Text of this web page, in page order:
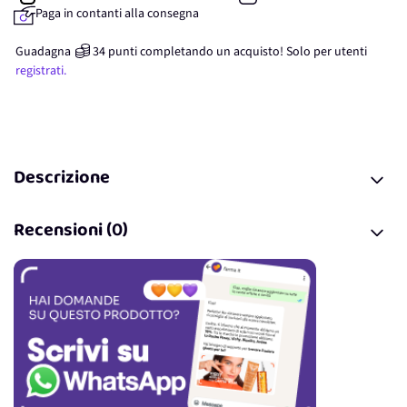
Paga in contanti alla consegna
Guadagna 34 punticompletando un acquisto! Solo per utenti
registrati.
Descrizione
Recensioni (0)